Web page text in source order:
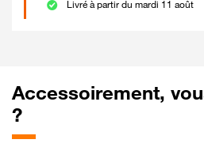
Livré à partir du mardi 11 août
Accessoirement,
?